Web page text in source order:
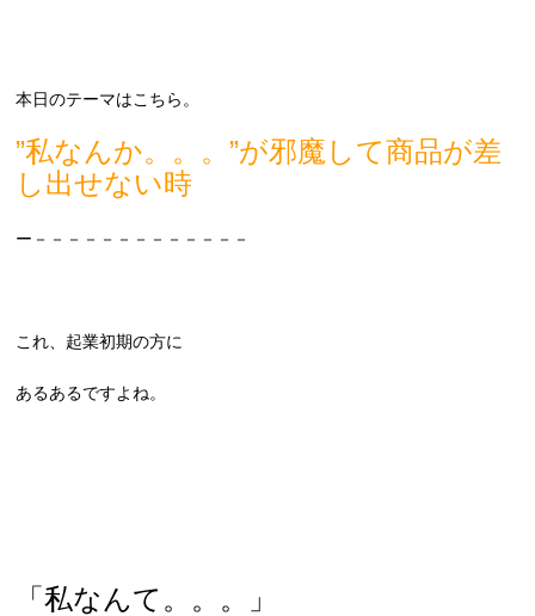
本日のテーマはこちら。
”私なんか。。。”が邪魔して商品が差
し出せない時
ー－－－－－－－－－－－－－
これ、起業初期の方に
あるあるですよね。
「私なんて。。。」